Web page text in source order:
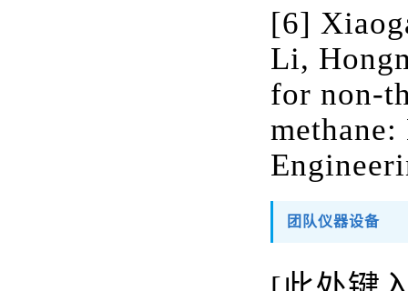
[6]
Li,
for non-
团队仪器设备